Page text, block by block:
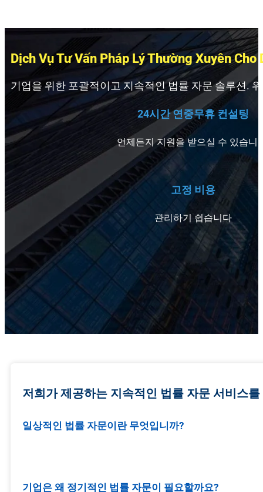
Dịch Vụ Tư Vấn Pháp Lý Thường Xuyên Cho
기업을 위한 포괄적이고 지속적인 법률 자문 솔루션.
24시간 연중무휴 컨설팅
언제든지 지원을 받으실 수 있습니
고정 비용
관리하기 쉽습니다
저희가 제공하는 지속적인 법률 자문 서비스
일상적인 법률 자문이란 무엇입니까?
기업은 왜 정기적인 법률 자문이 필요할까요?